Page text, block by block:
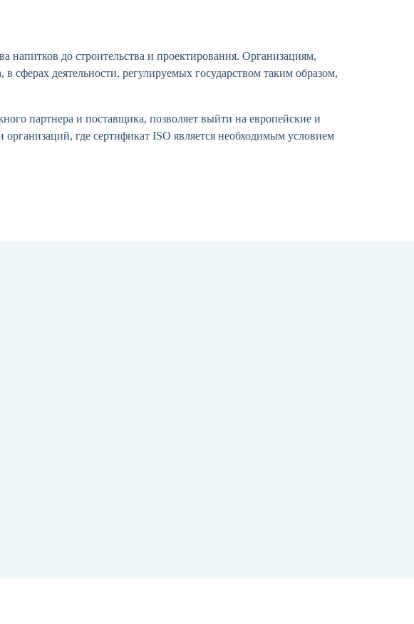
до строительства и проектирования. Организациям,
деятельности, регулируемых государством таким образом,
партнера и поставщика, позволяет выйти на европейские и
где сертификат ISO является необходимым условием